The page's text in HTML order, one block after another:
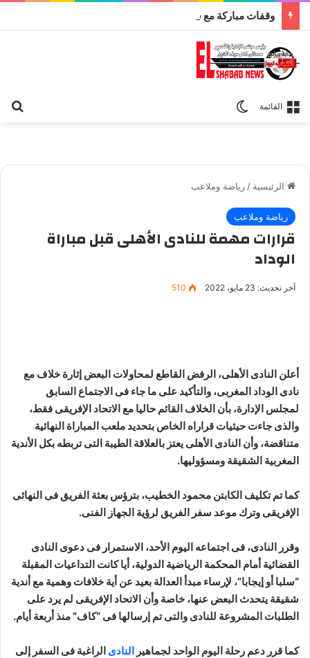
القائمة
الرئيسية / رياضة وملاعب
رياضة وملاعب
قرارات مهمة للنادى الأهلى قبل مباراة
الوداد
آخر تحديث: 23 مايو، 2022 510
أعلن النادى الأهلى، الرفض القاطع لمحاولات البعض إثارة خلاف مع
نادى الوداد المغربى، والتأكيد على ما جاء فى الاجتماع السابق
لمجلس الإدارة، بأن الخلاف القائم حاليا مع الاتحاد الإفريقى فقط،
والذى جاءت حيثيات قراراه الخاص بتحديد ملعب المباراة النهائية
متناقضة، وأن النادى الأهلى يعتز بالعلاقة الطيبة التى تربطه بكل الأندية
المغربية الشقيقة ومسؤوليها.
كما تم تكليف الكابتن محمود الخطيب، بترؤس بعثة الفريق فى النهائى
الإفريقى وترك موعد سفر الفريق لرؤية الجهاز الفنى.
وقرر النادى، فى اجتماعه اليوم الأحد، الاستمرار فى دعوى النادى
القضائية أمام المحكمة الرياضية الدولية، أيا كانت التداعيات المقبلة
“سلبا أو إيجابا”، لإرساء مبدأ العدالة بعيد عن أية خلافات وهمية مع أندية
شقيقة يتحدث البعض عنها، خاصة وأن الاتحاد الإفريقى لم يرد على
الطلبات المشروعة للنادى والتى تم إرسالها فى “كاف” منذ أربعة أيام.
كما قرر دعم رحلة اليوم الواحد لجماهير النادى الراغبة فى السفر إلى